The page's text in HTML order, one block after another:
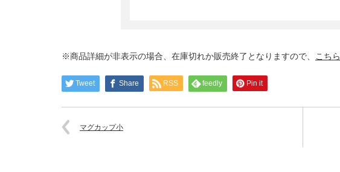
※商品詳細が非表示の場合、在庫切れか販売終了となりますので、 こちら
Tweet Share RSS feedly Pin it
マグカップ小